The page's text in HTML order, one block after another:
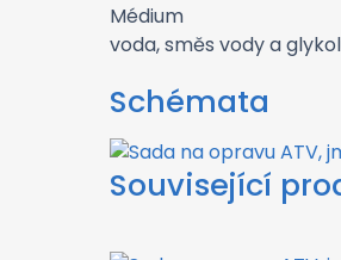
Médium
voda, směs vody a
Schémata
Související